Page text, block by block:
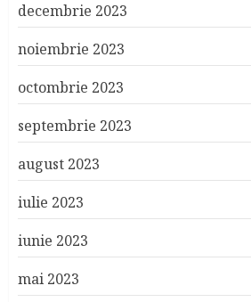
decembrie 2023
noiembrie 2023
octombrie 2023
septembrie 2023
august 2023
iulie 2023
iunie 2023
mai 2023